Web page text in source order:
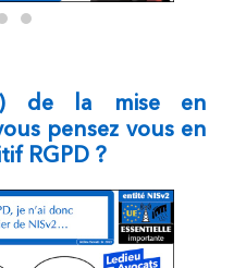
de la mise en
pensez vous en
RGPD ?